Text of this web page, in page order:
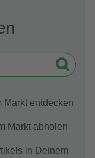
entdecken
Markt abholen
in Deinem